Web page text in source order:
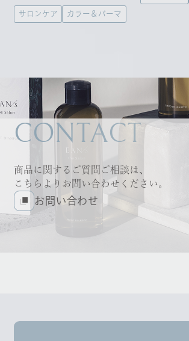
サロンケア カラー＆パーマ
CONTACT
商品に関するご質問ご相談は、
こちらよりお問い合わせください。
お問い合わせ